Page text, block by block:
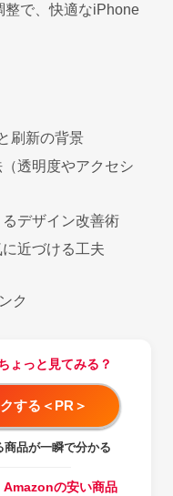
整で、快適なiPhone
刷新の背景
透明度やアクセシ
デザイン改善術
近づける工夫
ク
ょっと見てみる？
する＜PR＞
品が一瞬で分かる
Amazonの安い商品